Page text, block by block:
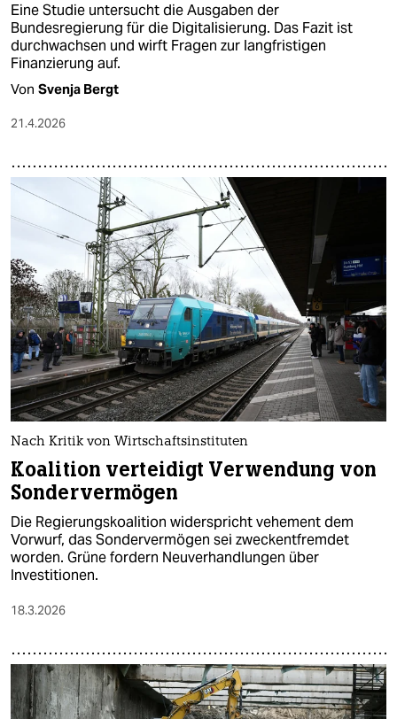
Eine Studie untersucht die Ausgaben der
Bundesregierung für die Digitalisierung. Das Fazit ist
durchwachsen und wirft Fragen zur langfristigen
Finanzierung auf.
Von Svenja Bergt
21.4.2026
Nach Kritik von Wirtschaftsinstituten
Koalition verteidigt Verwendung von
Sondervermögen
Die Regierungskoalition widerspricht vehement dem
Vorwurf, das Sondervermögen sei zweckentfremdet
worden. Grüne fordern Neuverhandlungen über
Investitionen.
18.3.2026